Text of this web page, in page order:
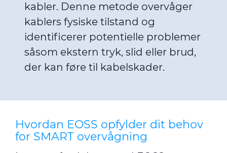
kabler. Denne metode overvåger
kablers fysiske tilstand og
identificerer potentielle problemer
såsom ekstern tryk, slid eller brud,
der kan føre til kabelskader.
Hvordan EOSS opfylder dit behov
for SMART overvågning